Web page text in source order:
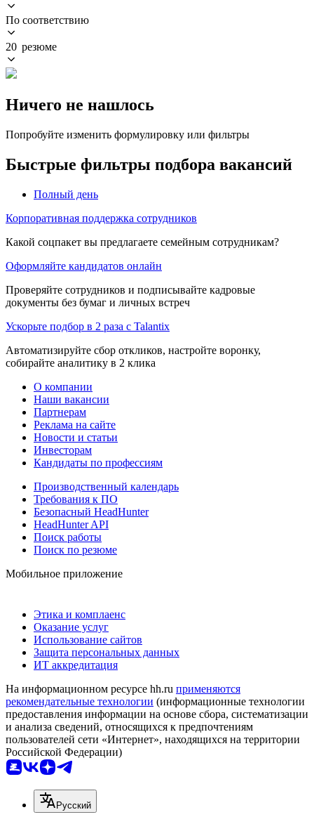
По соответствию
20 резюме
Ничего не нашлось
Попробуйте изменить формулировку или фильтры
Быстрые фильтры подбора вакансий
Полный день
Корпоративная поддержка сотрудников
Какой соцпакет вы предлагаете семейным сотрудникам?
Оформляйте кандидатов онлайн
Проверяйте сотрудников и подписывайте кадровые
документы без бумаг и личных встреч
Ускорьте подбор в 2 раза с Talantix
Автоматизируйте сбор откликов, настройте воронку,
собирайте аналитику в 2 клика
О компании
Наши вакансии
Партнерам
Реклама на сайте
Новости и статьи
Инвесторам
Кандидаты по профессиям
Производственный календарь
Требования к ПО
Безопасный HeadHunter
HeadHunter API
Поиск работы
Поиск по резюме
Мобильное приложение
Этика и комплаенс
Оказание услуг
Использование сайтов
Защита персональных данных
ИТ аккредитация
На информационном ресурсе hh.ru применяются
рекомендательные технологии (информационные технологии
предоставления информации на основе сбора, систематизации
и анализа сведений, относящихся к предпочтениям
пользователей сети «Интернет», находящихся на территории
Российской Федерации)
Русский